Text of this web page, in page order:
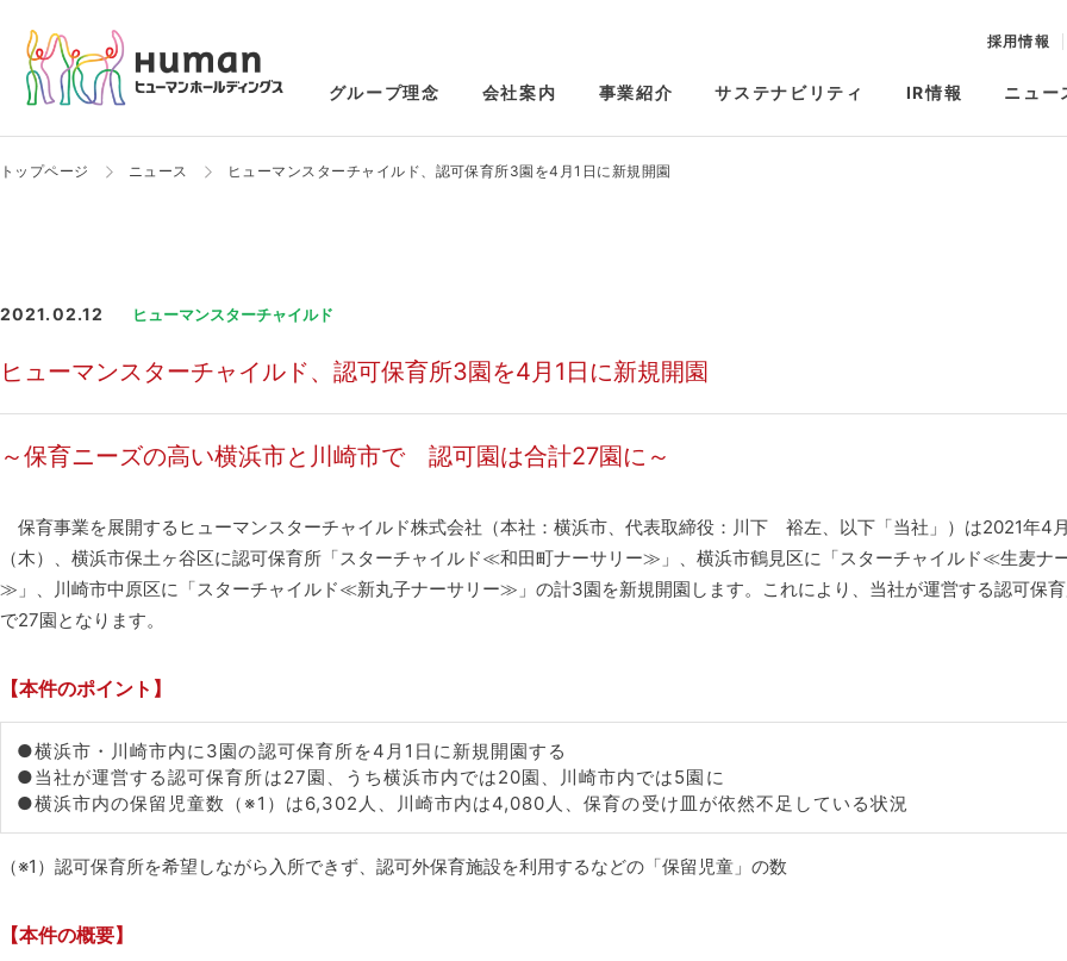
採用情報
グループ理念 会社案内 事業紹介 サステナビリティ IR情報 ニュー
トップページ ニュース ヒューマンスターチャイルド、認可保育所3園を4月1日に新規開園
2021.02.12 ヒューマンスターチャイルド
ヒューマンスターチャイルド、認可保育所3園を4月1日に新規開園
～保育ニーズの高い横浜市と川崎市で 認可園は合計27園に～
保育事業を展開するヒューマンスターチャイルド株式会社（本社：横浜市、代表取締役：川下 裕左、以下「当社」）は2021年4
（木）、横浜市保土ヶ谷区に認可保育所「スターチャイルド≪和田町ナーサリー≫」、横浜市鶴見区に「スターチャイルド≪生麦ナ
≫」、川崎市中原区に「スターチャイルド≪新丸子ナーサリー≫」の計3園を新規開園します。これにより、当社が運営する認可保
で27園となります。
【本件のポイント】
●横浜市・川崎市内に3園の認可保育所を4月1日に新規開園する
●当社が運営する認可保育所は27園、うち横浜市内では20園、川崎市内では5園に
●横浜市内の保留児童数（※1）は6,302人、川崎市内は4,080人、保育の受け皿が依然不足している状況
（※1）認可保育所を希望しながら入所できず、認可外保育施設を利用するなどの「保留児童」の数
【本件の概要】